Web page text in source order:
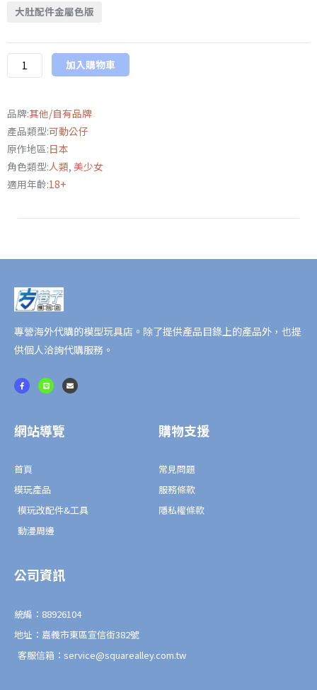
大肚配件金屬色版
Native
Axe《對
忍》
河
阿
莎
姬
原
屬
版
數
量
加入購物車
品牌:其他/自有品牌
產品類型:可動公仔
原作地區:日本
角色類型:人類, 美少女
適用年齡:18+
專營海外代購的模型玩具店。除了提供產品目錄上的產品外，也提
供個人洽詢代購服務。
F
a
c
k
-
L
i
n
E
n
v
網站導覽
首頁
模玩產品
模玩改配件&工具
動漫周邊
購物支援
常見問題
服務條款
隱私權條款
公司資訊
統編：88926104
地址：嘉義市東區宣信街382號
客服信箱：service@squarealley.com.tw